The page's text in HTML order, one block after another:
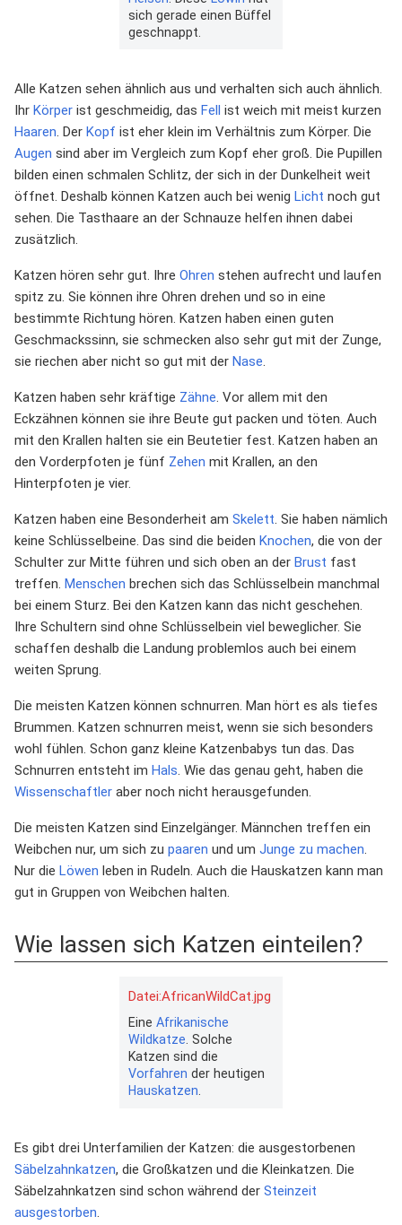
sich gerade einen Büffel
geschnappt.
Alle Katzen sehen ähnlich aus und verhalten sich auch ähnlich.
Ihr Körper ist geschmeidig, das Fell
ist weich mit meist kurzen
Haaren. Der Kopf ist eher klein im Verhältnis zum Körper. Die
Augen sind aber im Vergleich zum Kopf eher groß. Die Pupillen
bilden einen schmalen Schlitz, der sich in der Dunkelheit weit
öffnet. Deshalb können Katzen auch bei wenig Licht noch gut
sehen. Die Tasthaare an der Schnauze helfen ihnen dabei
zusätzlich.
Katzen hören sehr gut. Ihre Ohren stehen aufrecht und laufen
spitz zu. Sie können ihre Ohren drehen und so in eine
bestimmte Richtung hören. Katzen haben einen guten
Geschmackssinn, sie schmecken also sehr gut mit der Zunge,
sie riechen aber nicht so gut mit der Nase.
Katzen haben sehr kräftige Zähne. Vor allem mit den
Eckzähnen können sie ihre Beute gut packen und töten. Auch
mit den Krallen halten sie ein Beutetier fest. Katzen haben an
den Vorderpfoten je fünf Zehen mit Krallen, an den
Hinterpfoten je vier.
Katzen haben eine Besonderheit am Skelett. Sie haben nämlich
keine Schlüsselbeine. Das sind die beiden Knochen, die von der
Schulter zur Mitte führen und sich oben an der Brust fast
treffen. Menschen brechen sich das Schlüsselbein manchmal
bei einem Sturz. Bei den Katzen kann das nicht geschehen.
Ihre Schultern sind ohne Schlüsselbein viel beweglicher. Sie
schaffen deshalb die Landung problemlos auch bei einem
weiten Sprung.
Die meisten Katzen können schnurren. Man hört es als tiefes
Brummen. Katzen schnurren meist, wenn sie sich besonders
wohl fühlen. Schon ganz kleine Katzenbabys tun das. Das
Schnurren entsteht im Hals. Wie das genau geht, haben die
Wissenschaftler aber noch nicht herausgefunden.
Die meisten Katzen sind Einzelgänger. Männchen treffen ein
Weibchen nur, um sich zu paaren und um Junge zu machen.
Nur die Löwen leben in Rudeln. Auch die Hauskatzen kann man
gut in Gruppen von Weibchen halten.
Wie lassen sich Katzen einteilen?
Datei:AfricanWildCat.jpg
Eine Afrikanische
Wildkatze . Solche
Katzen sind die
Vorfahren der heutigen
Hauskatzen
Es gibt drei Unterfamilien der Katzen: die ausgestorbenen
Säbelzahnkatzen, die Großkatzen und die Kleinkatzen. Die
Säbelzahnkatzen sind schon während der Steinzeit
ausgestorben